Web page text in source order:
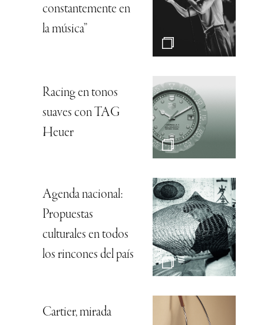
constantemente en
la música”
Racing en tonos
suaves con TAG
Heuer
Agenda nacional:
Propuestas
culturales en todos
los rincones del país
Cartier, mirada